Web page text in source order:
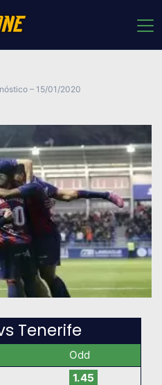
– 15/01/2020
Tenerife
Odd
1.45